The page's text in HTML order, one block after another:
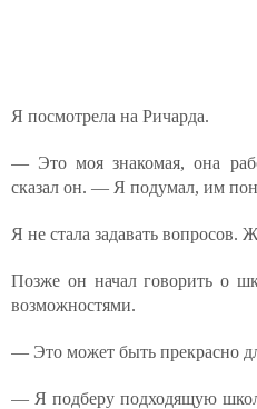
Я посмотрела на Ричарда.
— Это моя знакомая, она
сказал он. — Я подумал, им
Я не стала задавать вопросов.
Позже он начал говорить о
возможностями.
— Это может быть прекрасно
— Я подберу подходящую